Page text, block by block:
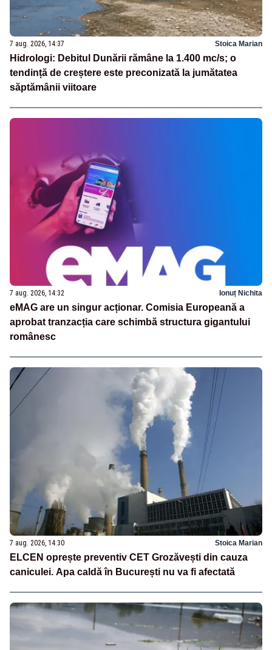
7 aug. 2026, 14:37 Stoica Marian
Hidrologi: Debitul Dunării rămâne la 1.400 mc/s; o
tendință de creștere este preconizată la jumătatea
săptămânii viitoare
7 aug. 2026, 14:32 Ionuț Nichita
eMAG are un singur acționar. Comisia Europeană a
aprobat tranzacția care schimbă structura gigantului
românesc
7 aug. 2026, 14:30 Stoica Marian
ELCEN oprește preventiv CET Grozăvești din cauza
caniculei. Apa caldă în București nu va fi afectată